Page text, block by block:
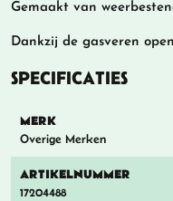
Gemaakt van
Dankzij de gasveren
SPECIFICATIES
MERK
Overige Merken
ARTIKELNUMMER
17204488